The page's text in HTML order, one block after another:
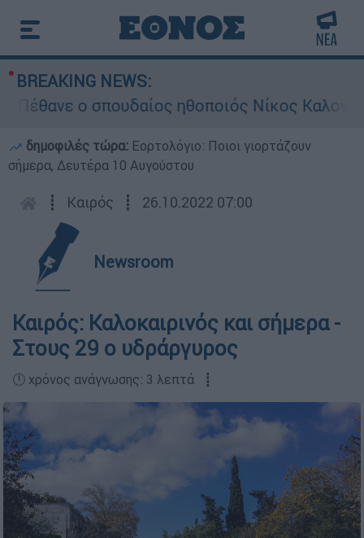
BREAKING NEWS:
ο σπουδαίος ηθοποιός Νίκος
δημοφιλές τώρα: Εορτολόγιο: Ποιοι γιορτάζουν
σήμερα, Δευτέρα 10 Αυγούστου
┋ Καιρός ┋ 26.10.2022 07:00
Newsroom
Καιρός: Καλοκαιρινός και σήμερα -
Στους 29 ο υδράργυρος
🕛 χρόνος ανάγνωσης: 3 λεπτά ┋